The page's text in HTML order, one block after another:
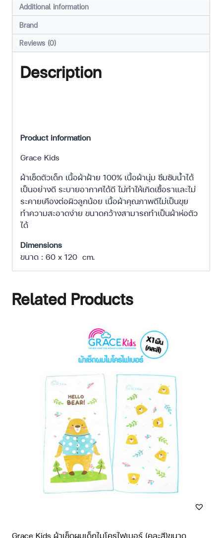
Additional information
Brand
Reviews (0)
Description
Product information
Grace Kids
ผ้าเช็ดตัวเด็ก เนื้อผ้าฝ้าย 100% เนื้อผ้านุ่ม ซึมซับน้ำได้
เป็นอย่างดี ระบายอากาศได้ดี ไม่ทำให้เกิดเชื้อราและไม่
ระคายเคืองต่อผิวลูกน้อย เนื้อผ้าคุณภาพดีไม่เป็นขุย
ทำความสะอาดง่าย ขนาดกว้างสามารถทำเป็นผ้าห่อตัว
ได้
Dimensions
ขนาด : 60 x 120 cm.
Related Products
Grace Kids ผ้าเช็ดผมเด็กไมโครไฟเบอร์ (คละสี)ขนาด